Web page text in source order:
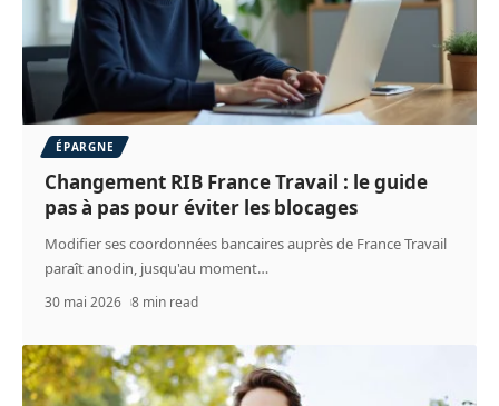
ÉPARGNE
Changement RIB France Travail : le guide
pas à pas pour éviter les blocages
Modifier ses coordonnées bancaires auprès de France Travail
paraît anodin, jusqu'au moment…
30 mai 2026 8 min read